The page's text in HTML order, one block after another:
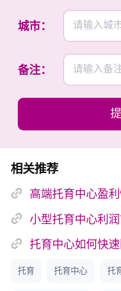
3.如何提升托育中
利润不高怎么办？试
through 优惠活动或
便宜房源或节能；增
5个孩子，月收入就
提升。关键是保持服
4.托育中心投资回
你！
投资托育中心，回报
心，年利润15万，那
吧？但现实是，头一年
险存在。建议先做市
地需求大再行动。
城市：
备注：
相关推荐
高端托育中心盈利
小型托育中心利润
托育中心如何快速
托育 托育中心 托